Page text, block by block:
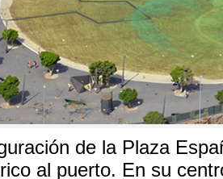
de la Plaza
al puerto. En su